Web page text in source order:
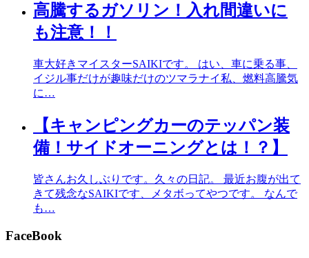
高騰するガソリン！入れ間違いに
も注意！！
車大好きマイスターSAIKIです。 はい、車に乗る事、
イジル事だけが趣味だけのツマラナイ私、燃料高騰気
に…
【キャンピングカーのテッパン装
備！サイドオーニングとは！？】
皆さんお久しぶりです。久々の日記。 最近お腹が出て
きて残念なSAIKIです、メタボってやつです。 なんで
も…
FaceBook